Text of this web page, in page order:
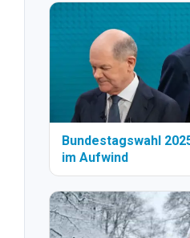
Bundestagswahl
im Aufwind